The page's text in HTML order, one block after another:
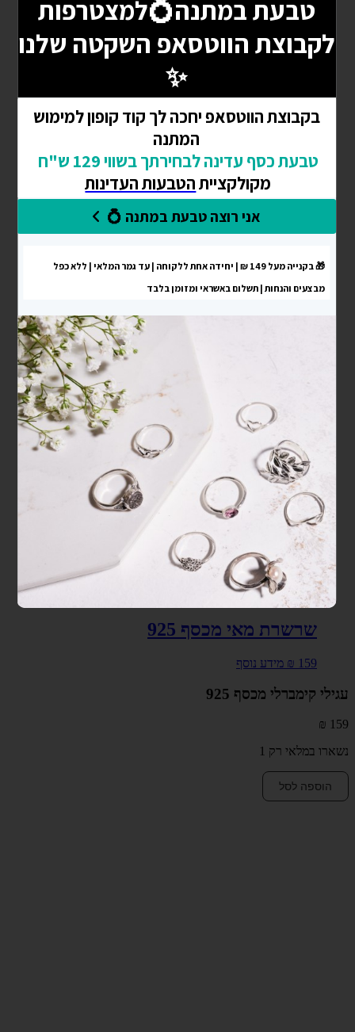
עגילים תלויים ארין מכסף 925
₪219 הוספה לסל
שרשרת מאי מכסף 925
₪ 159 מידע נוסף
עגילי קימברלי מכסף 925
₪ 159
נשארו במלאי רק 1
כמות
עגילי
הוספה לסל